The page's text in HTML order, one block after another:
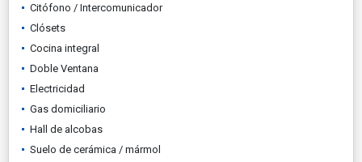
Citófono / Intercomunicador
Clósets
Cocina integral
Doble Ventana
Electricidad
Gas domiciliario
Hall de alcobas
Suelo de cerámica / mármol